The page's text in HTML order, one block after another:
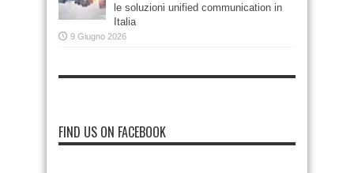
le soluzioni unified communication in
Italia
9 Giugno 2026
FIND US ON FACEBOOK